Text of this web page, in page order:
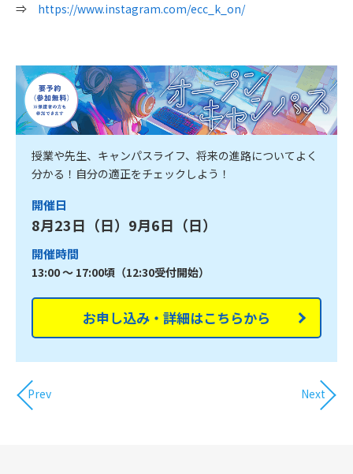
⇒ https://www.instagram.com/ecc_k_on/
授業や先生、キャンパスライフ、将来の進路についてよく
分かる！自分の適正をチェックしよう！
開催日
8月23日（日）9月6日（日）
開催時間
13:00 ～ 17:00頃（12:30受付開始）
お申し込み・詳細はこちらから
Prev Next